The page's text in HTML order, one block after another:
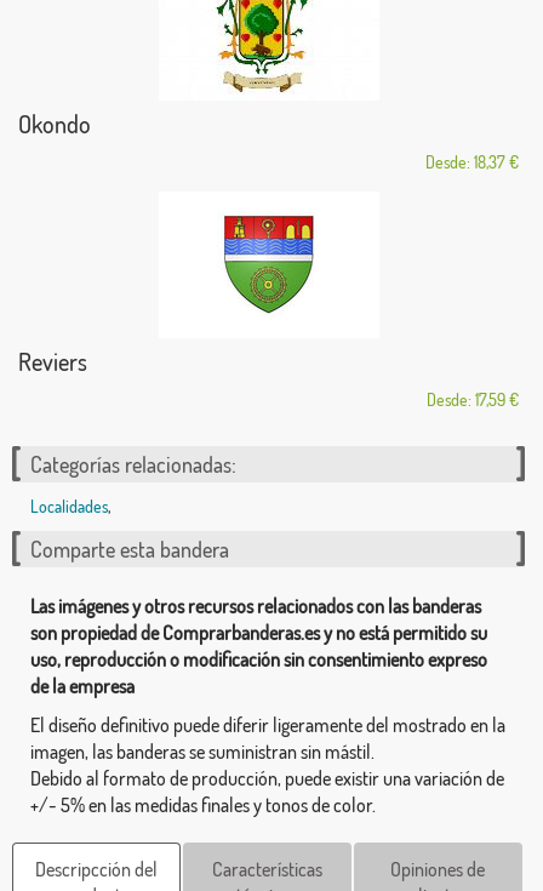
Okondo
Desde: 18,37 €
Reviers
Desde: 17,59 €
Categorías relacionadas:
Localidades,
Comparte esta bandera
Las imágenes y otros recursos relacionados con las banderas
son propiedad de Comprarbanderas.es y no está permitido su
uso, reproducción o modificación sin consentimiento expreso
de la empresa
El diseño definitivo puede diferir ligeramente del mostrado en la
imagen, las banderas se suministran sin mástil.
Debido al formato de producción, puede existir una variación de
+/- 5% en las medidas finales y tonos de color.
Descripcción del
Características
Opiniones de